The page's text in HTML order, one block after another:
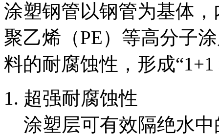
涂塑钢管以钢管为基体
聚乙烯（PE）等高分子
料的耐腐蚀性，形成
超强耐腐蚀性
涂塑层可有效隔绝水